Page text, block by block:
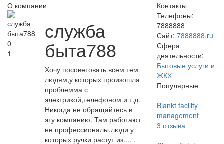
О компании
0
1
служба
быта788
Хочу посоветовать всем тем
людям,у которых произошла
проблемма с
электрикой,телефоном и т.д.
Никогда не обращайтесь в
эту компанию. Там работают
не профессионалы,люди у
которых ручки растут из.... .
Контакты
Телефоны:
7888888
Сайт: 7888888.ru
Сфера
деятельности:
Бытовые услуги и
ЖКХ
Популярные
Blankt facility
management
3 отзыва